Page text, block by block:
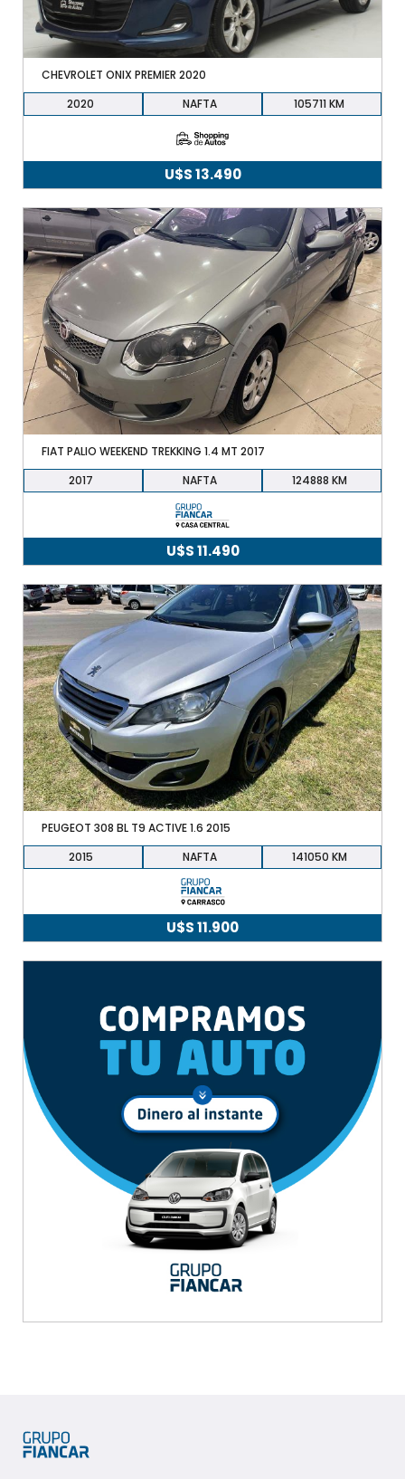
CHEVROLET ONIX PREMIER 2020
2020
NAFTA 105711
U$S13.490
FIAT PALIO WEEKEND TREKKING 1.4 MT 2017
2017
NAFTA 124888
U$S11.490
PEUGEOT 308 BL T9 ACTIVE 1.6 2015
2015
NAFTA 141050
U$S11.900